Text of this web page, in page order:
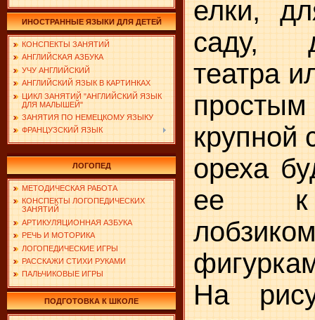
ИНОСТРАННЫЕ ЯЗЫКИ ДЛЯ ДЕТЕЙ
КОНСПЕКТЫ ЗАНЯТИЙ
АНГЛИЙСКАЯ АЗБУКА
УЧУ АНГЛИЙСКИЙ
АНГЛИЙСКИЙ ЯЗЫК В КАРТИНКАХ
ЦИКЛ ЗАНЯТИЙ "АНГЛИЙСКИЙ ЯЗЫК
ДЛЯ МАЛЫШЕЙ"
ЗАНЯТИЯ ПО НЕМЕЦКОМУ ЯЗЫКУ
ФРАНЦУЗСКИЙ ЯЗЫК
ЛОГОПЕД
МЕТОДИЧЕСКАЯ РАБОТА
КОНСПЕКТЫ ЛОГОПЕДИЧЕСКИХ
ЗАНЯТИЙ
АРТИКУЛЯЦИОННАЯ АЗБУКА
РЕЧЬ И МОТОРИКА
ЛОГОПЕДИЧЕСКИЕ ИГРЫ
РАССКАЖИ СТИХИ РУКАМИ
ПАЛЬЧИКОВЫЕ ИГРЫ
ПОДГОТОВКА К ШКОЛЕ
елки,
саду,
театра
крупной
ореха
ее к
На